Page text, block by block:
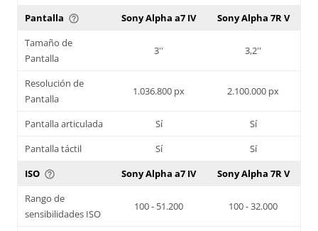
Pantalla help_outline Sony Alpha a7 IV
Sony Alpha 7R V
Tamaño de
Pantalla
3'' 3,2''
Resolución de
Pantalla
1.036.800 px 2.100.000 px
Pantalla articulada Sí
Sí
Pantalla táctil
Sí
Sí
ISO help_outline Sony Alpha a7 IV
Sony Alpha 7R V
Rango de
sensibilidades ISO
100 - 51.200 100 - 32.000